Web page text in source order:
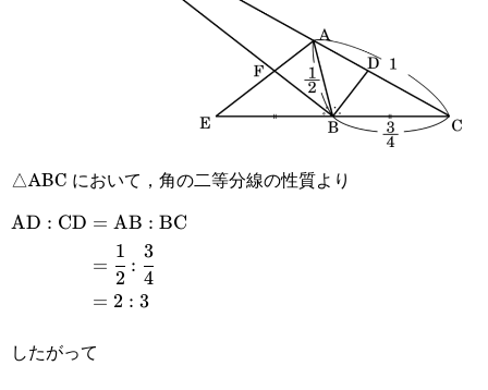
△ABC において，角の二等分線の性質より
{2}:\cfrac{3}{4}\\&=2:3\end{aligned}
AD : CD = AB : BC
=
2
1
:
4
3
= 2 : 3
したがって